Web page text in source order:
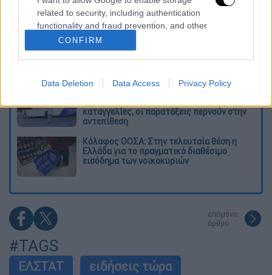
related to security, including authentication
functionality and fraud prevention, and other
user protection.
CONFIRM
Data Deletion Data Access Privacy Policy
λίγες ώρες - Γιατί προβληματίζονται οι
επιστήμονες
Σαν το τρομακτικό It: 15χρονο ντυμένος
κλόουν μαχαίρωσε μέχρι θανάτου
ηλικιωμένο - Τον κατέγραψε κάμερα
καταγγελίες, οι παρατάξεις περνούν στην
αντεπίθεση
Κόλαφος ΟΟΣΑ: Στην τελευταία θέση η
Ελλάδα για το πραγματικό διαθέσιμο
εισόδημα των νοικοκυριών
επόμενο
άρθρο
#TAGS
ΕΛΣΤΑΤ
ειδήσεις τώρα